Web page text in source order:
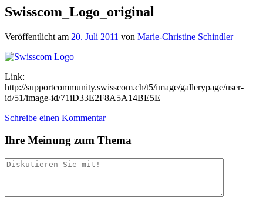
Swisscom_Logo_original
Veröffentlicht am 20. Juli 2011 von Marie-Christine Schindler
Link:
http://supportcommunity.swisscom.ch/t5/image/gallerypage/user-
id/51/image-id/71iD33E2F8A5A14BE5E
Schreibe einen Kommentar
Ihre Meinung zum Thema